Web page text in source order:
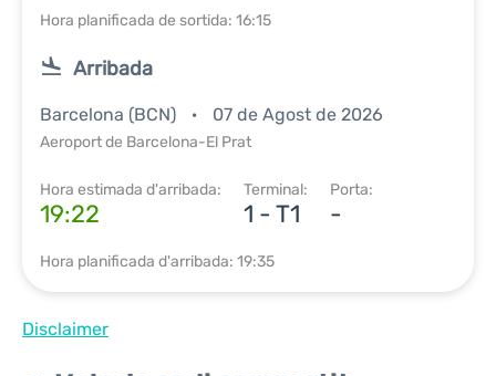
Hora planificada de sortida: 16:15
Arribada
Barcelona (BCN) 07 de Agost de 2026
Aeroport de Barcelona-El Prat
Hora estimada d'arribada:
19:22
Terminal:
1 - T1
Porta:
-
Hora planificada d'arribada: 19:35
Disclaimer